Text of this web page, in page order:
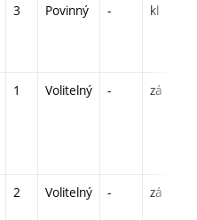
3 Povinný - kl
1 Volitelný - zá
2 Volitelný - zá